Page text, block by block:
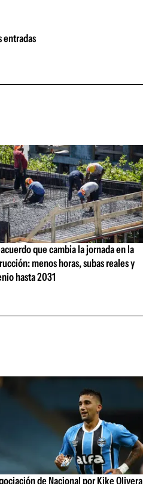
entradas
que cambia la jornada en la
menos horas, subas reales y
hasta 2031
de Nacional por Kike Olivera